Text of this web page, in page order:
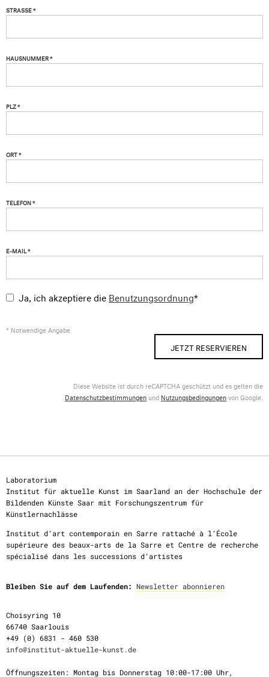
STRASSE *
HAUSNUMMER *
PLZ *
ORT *
TELEFON *
E-MAIL *
Ja, ich akzeptiere die Benutzungsordnung*
* Notwendige Angabe
JETZT RESERVIEREN
Diese Website ist durch reCAPTCHA geschützt und es gelten die
Datenschutzbestimmungen und Nutzungsbedingungenvon Google.
Laboratorium
Institut für aktuelle Kunst im Saarland an der Hochschule der
Bildenden Künste Saar mit Forschungszentrum für
Künstlernachlässe
Institut d‘art contemporain en Sarre rattaché à l‘École
supérieure des beaux-arts de la Sarre et Centre de recherche
spécialisé dans les successions d‘artistes
Bleiben Sie auf dem Laufenden: Newsletter abonnieren
Choisyring 10
66740 Saarlouis
+49 (0) 6831 - 460 530
info@institut-aktuelle-kunst.de
Öffnungszeiten: Montag bis Donnerstag 10:00-17:00 Uhr,